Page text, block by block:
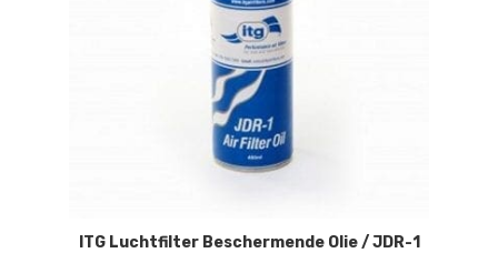
ITG Luchtfilter Beschermende Olie / JDR-1